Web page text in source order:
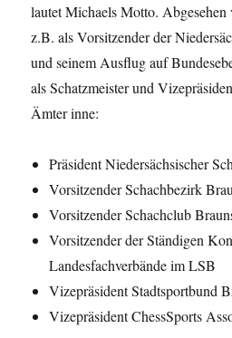
lautet Michaels Motto. Abgesehen
z.B. als Vorsitzender der
und seinem Ausflug auf
als Schatzmeister und
Ämter inne:
Präsident Niedersächsischer
Vorsitzender Schachbezirk
Vorsitzender Schachclub
Vorsitzender der Ständigen
Landesfachverbände im LSB
Vizepräsident Stadtsportbund
Vizepräsident ChessSports